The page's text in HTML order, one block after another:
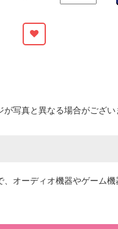
写真と異なる場合がござい
オーディオ機器やゲーム機